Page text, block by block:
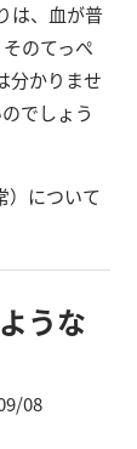
は、血が普
のてっぺ
分かりませ
でしょう
）について
うな
08